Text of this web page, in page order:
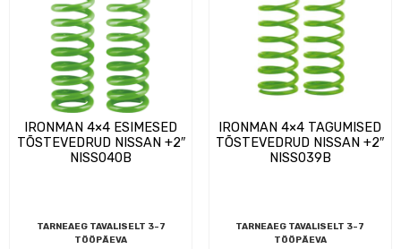
IRONMAN 4×4 ESIMESED
TÕSTEVEDRUD NISSAN +2″
NISS040B
TARNEAEG TAVALISELT 3-7
TÖÖPÄEVA
IRONMAN 4×4 TAGUMISED
TÕSTEVEDRUD NISSAN +2″
NISS039B
TARNEAEG TAVALISELT 3-7
TÖÖPÄEVA